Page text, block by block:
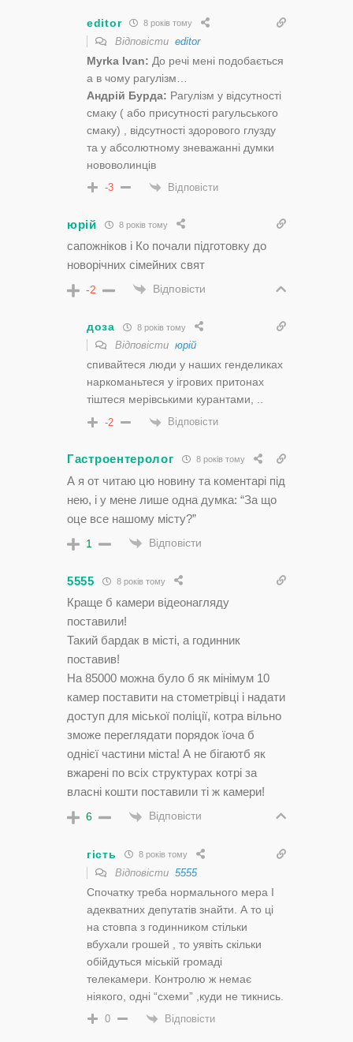
editor 8 років тому
Відповісти editor
Myrka Ivan: До речі мені подобається
а в чому рагулізм…
Андрій Бурда: Рагулiзм у вiдсутностi
смаку ( або присутностi рагульського
смаку) , вiдсутностi здорового глузду
та у абсолютному зневажаннi думки
нововолинцiв
-3 Відповісти
юрій 8 років тому
сапожніков і Ко почали підготовку до
новорічних сімейних свят
-2 Відповісти
доза 8 років тому
Відповісти юрій
спивайтеся люди у наших генделиках
наркоманьтеся у ігрових притонах
тіштеся мерівськими курантами, ..
-2 Відповісти
Гастроентеролог 8 років тому
А я от читаю цю новину та коментарі під
нею, і у мене лише одна думка: “За що
оце все нашому місту?”
1 Відповісти
5555 8 років тому
Краще б камери відеонагляду
поставили!
Такий бардак в місті, а годинник
поставив!
На 85000 можна було б як мінімум 10
камер поставити на стометрівці і надати
доступ для міської поліції, котра вільно
зможе переглядати порядок їоча б
однієї частини міста! А не бігаютб як
вжарені по всіх структурах котрі за
власні кошти поставили ті ж камери!
6 Відповісти
гість 8 років тому
Відповісти 5555
Спочатку треба нормального мера І
адекватних депутатів знайти. А то ці
на стовпа з годинником стільки
вбухали грошей , то уявіть скільки
обійдуться міській громаді
телекамери. Контролю ж немає
ніякого, одні “схеми” ,куди не тикнись.
0 Відповісти